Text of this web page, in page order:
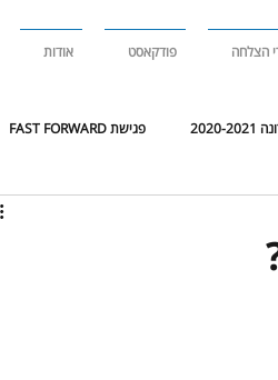
הצלחה פודקאסט אודות
פגישת FAST FORWARD